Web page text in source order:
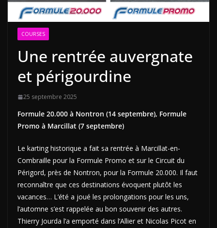
COURSES
Une rentrée auvergnate
et périgourdine
25 septembre 2025
Formule 20.000 à Nontron (14 septembre), Formule
Promo à Marcillat (7 septembre)
Le karting historique a fait sa rentrée à Marcillat-en-
Combraille pour la Formule Promo et sur le Circuit du
Périgord, près de Nontron, pour la Formule 20.000. Il faut
reconnaître que ces destinations évoquent plutôt les
vacances… L’été a joué les prolongations pour les uns,
l’automne s’est rappelée au bon souvenir des autres.
Thierry Jourda l’a emporté dans l’Allier et Nicolas Picot en